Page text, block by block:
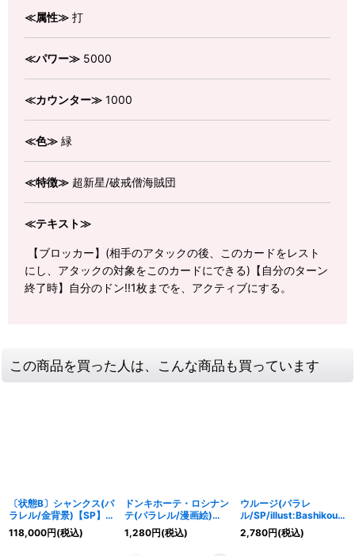
≪属性≫ 打
≪パワー≫ 5000
≪カウンター≫ 1000
≪色≫ 緑
≪特徴≫ 超新星/破戒僧海賊団
≪テキスト≫
【ブロッカー】(相手のアタックの後、このカードをレスト
にし、アタックの対象をこのカードにできる)【自分のターン
終了時】自分のドン!!1枚までを、アクティブにする。
この商品を買った人は、こんな商品も買っています
〔状態B〕シャンクス(パ
ラレル/金背景)【SP】
{OP09-004[OP13]}
118,000円(税込)
ドンキホーテ・ロシナン
テ(パラレル/漫画絵)
【L/P】{OP05-022}
1,280円(税込)
ウルージ(パラレ
ル/SP/illust:Bashikou)
【SP】{OP07-
021[OP10]}
2,780円(税込)